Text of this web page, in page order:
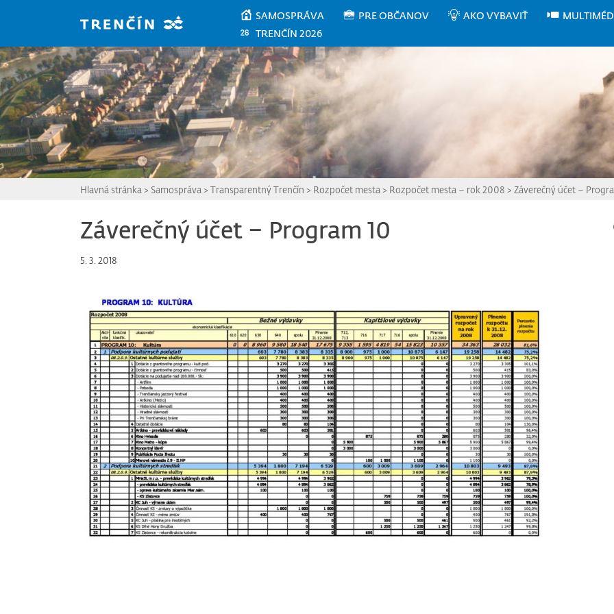
SAMOSPRÁVA PRE OBČANOV AKO VYBAVIŤ
TRENČÍN 2026
Hlavná stránka > Samospráva > Transparentný Trenčín > Rozpočet mesta > Rozpočet mesta – rok 2008 > Záverečný účet –
Záverečný účet – Program 10
5. 3. 2018